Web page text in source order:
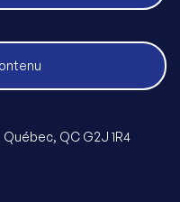
QC G2J 1R4